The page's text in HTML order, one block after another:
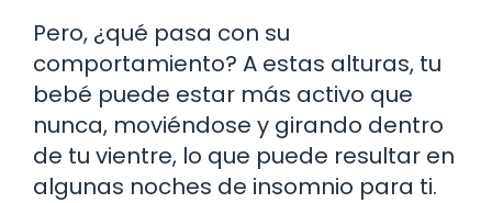
Pero, ¿qué pasa con su
comportamiento? A estas alturas, tu
bebé puede estar más activo que
nunca, moviéndose y girando dentro
de tu vientre, lo que puede resultar en
algunas noches de insomnio para ti.